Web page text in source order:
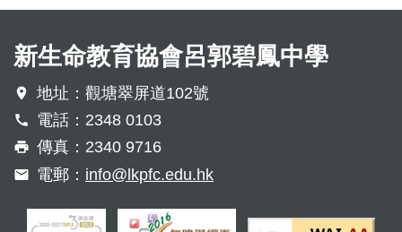
新生命教育協會呂郭碧鳳中學
地址：觀塘翠屏道102號
電話：2348 0103
傳真：2340 9716
電郵： info@lkpfc.edu.hk